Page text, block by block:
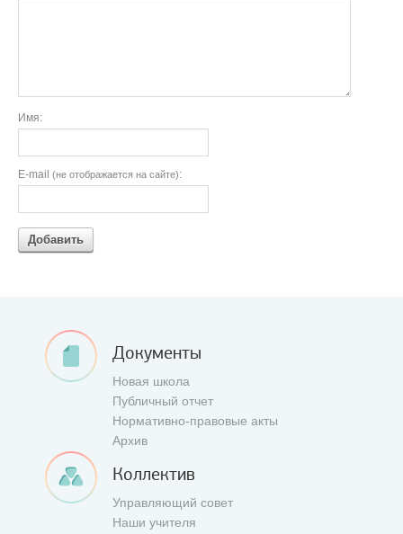
Имя:
E-mail (не отображается на сайте):
Добавить
Документы
Новая школа
Публичный отчет
Нормативно-правовые акты
Архив
Коллектив
Управляющий совет
Наши учителя